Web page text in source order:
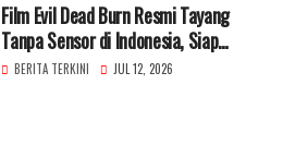
Film Evil Dead Burn Resmi Tayang
Tanpa Sensor di Indonesia, Siap
Hadirkan Horor Brutal
BERITA TERKINI JUL 12, 2026